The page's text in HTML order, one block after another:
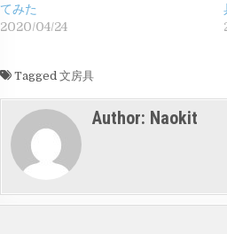
てみた
2020/04/24
Tagged 文房具
Author: Naokit